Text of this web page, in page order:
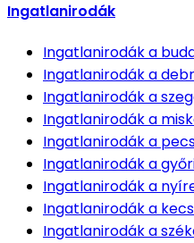
Ingatlanirodák
Ingatlanirodáka
Ingatlanirodáka
Ingatlanirodáka
Ingatlanirodáka
Ingatlanirodáka
Ingatlanirodáka
Ingatlanirodáka
Ingatlanirodáka
Ingatlanirodáka